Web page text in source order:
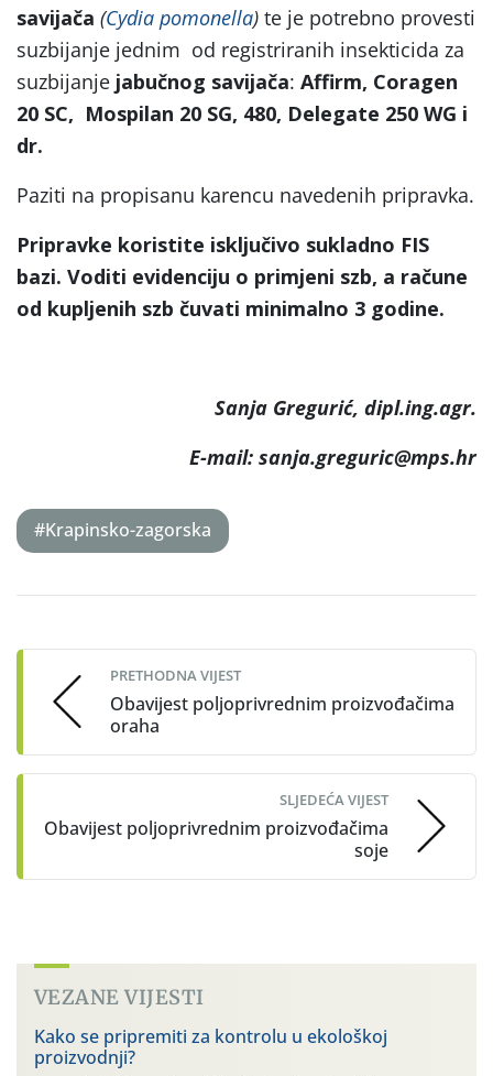
savijača (Cydia pomonella) te je potrebno provesti
suzbijanje jednim od registriranih insekticida za
suzbijanje jabučnog savijača: Affirm, Coragen
20 SC, Mospilan 20 SG, 480, Delegate 250 WG i
dr.
Paziti na propisanu karencu navedenih pripravka.
Pripravke koristite isključivo sukladno FIS
bazi. Voditi evidenciju o primjeni szb, a račune
od kupljenih szb čuvati minimalno 3 godine.
Sanja Gregurić, dipl.ing.agr.
E-mail: sanja.greguric@mps.hr
#Krapinsko-zagorska
navigation
PRETHODNA VIJEST
Obavijest poljoprivrednim proizvođačima
oraha
SLJEDEĆA VIJEST
Obavijest poljoprivrednim proizvođačima
soje
VEZANE VIJESTI
Kako se pripremiti za kontrolu u ekološkoj
proizvodnji?